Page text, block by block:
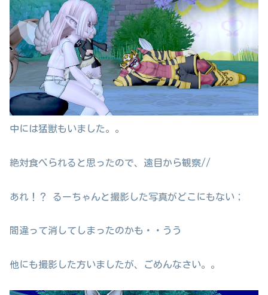
中には猛獣もいました。。
絶対食べられると思ったので、遠目から観察//
あれ！？ るーちゃんと撮影した写真がどこにもない；
間違って消してしまったのかも・・うう
他にも撮影した方いましたが、ごめんなさい。。